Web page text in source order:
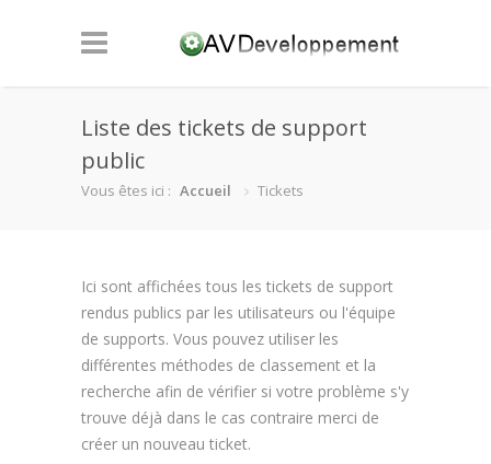
Liste des tickets de support
public
Vous êtes ici : Accueil Tickets
Ici sont affichées tous les tickets de support
rendus publics par les utilisateurs ou l'équipe
de supports. Vous pouvez utiliser les
différentes méthodes de classement et la
recherche afin de vérifier si votre problème s'y
trouve déjà dans le cas contraire merci de
créer un nouveau ticket.